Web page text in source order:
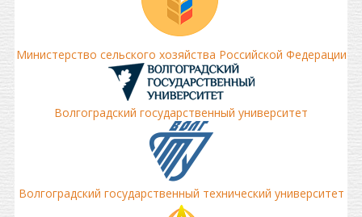
Министерство сельского хозяйства Российской Федерации
Волгоградский государственный университет
Волгоградский государственный технический университет